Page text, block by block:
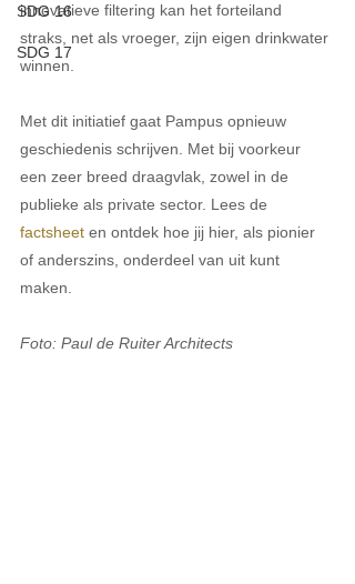
SDG 16
SDG 17
innovatieve filtering kan het forteiland
straks, net als vroeger, zijn eigen drinkwater
winnen.
Met dit initiatief gaat Pampus opnieuw
geschiedenis schrijven. Met bij voorkeur
een zeer breed draagvlak, zowel in de
publieke als private sector. Lees de
factsheet en ontdek hoe jij hier, als pionier
of anderszins, onderdeel van uit kunt
maken.
Foto: Paul de Ruiter Architects